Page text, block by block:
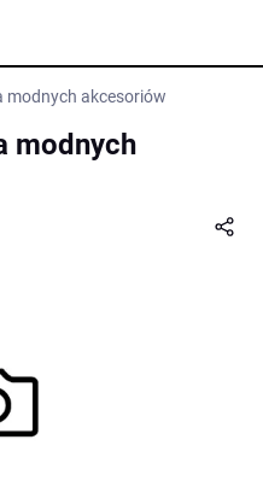
modnych akcesoriów
modnych